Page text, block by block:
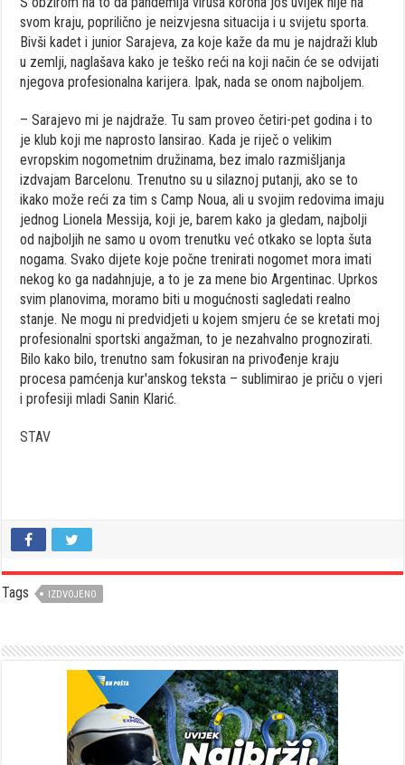
svom kraju, poprilično je neizvjesna situacija i u svijetu sporta.
Bivši kadet i junior Sarajeva, za koje kaže da mu je najdraži klub
u zemlji, naglašava kako je teško reći na koji način će se odvijati
njegova profesionalna karijera. Ipak, nada se onom najboljem.
– Sarajevo mi je najdraže. Tu sam proveo četiri-pet godina i to
je klub koji me naprosto lansirao. Kada je riječ o velikim
evropskim nogometnim družinama, bez imalo razmišljanja
izdvajam Barcelonu. Trenutno su u silaznoj putanji, ako se to
ikako može reći za tim s Camp Noua, ali u svojim redovima imaju
jednog Lionela Messija, koji je, barem kako ja gledam, najbolji
od najboljih ne samo u ovom trenutku već otkako se lopta šuta
nogama. Svako dijete koje počne trenirati nogomet mora imati
nekog ko ga nadahnjuje, a to je za mene bio Argentinac. Uprkos
svim planovima, moramo biti u mogućnosti sagledati realno
stanje. Ne mogu ni predvidjeti u kojem smjeru će se kretati moj
profesionalni sportski angažman, to je nezahvalno prognozirati.
Bilo kako bilo, trenutno sam fokusiran na privođenje kraju
procesa pamćenja kur'anskog teksta – sublimirao je priču o vjeri
i profesiji mladi Sanin Klarić.
STAV
Tags IZDVOJENO